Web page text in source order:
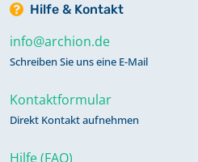
Hilfe & Kontakt
info@archion.de
Schreiben Sie uns eine E-Mail
Kontaktformular
Direkt Kontakt aufnehmen
Hilfe (FAQ)